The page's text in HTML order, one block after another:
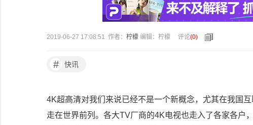
2019-06-27 17:08:51 作者： 柠檬 编辑：柠檬 评论(0)
# 快讯
4K超高清对我们来说已经不是一个新概念，尤其在我国
走在世界前列。各大TV厂商的4K电视也走入了各家各户